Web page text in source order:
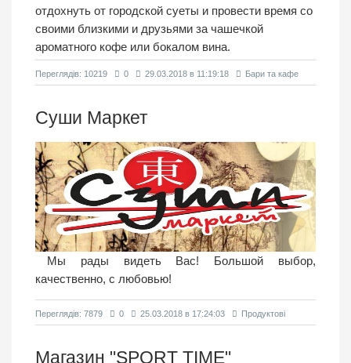
отдохнуть от городской суеты и провести время со
своими близкими и друзьями за чашечкой
ароматного кофе или бокалом вина.
Переглядiв: 10219 0 29.03.2018 в 11:19:18 Бари та кафе
Суши Маркет
Мы рады видеть Вас! Большой выбор,
качественно, с любовью!
Переглядiв: 7879 0 25.03.2018 в 17:24:03 Продуктовi
Магазин "SPORT TIME"